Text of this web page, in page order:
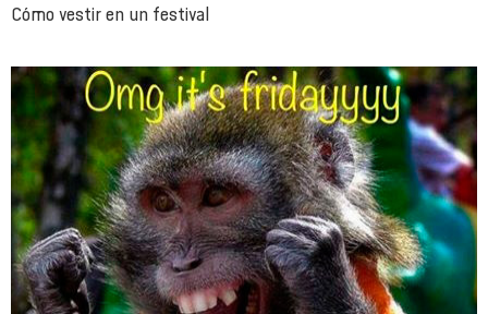
Cómo vestir en un festival